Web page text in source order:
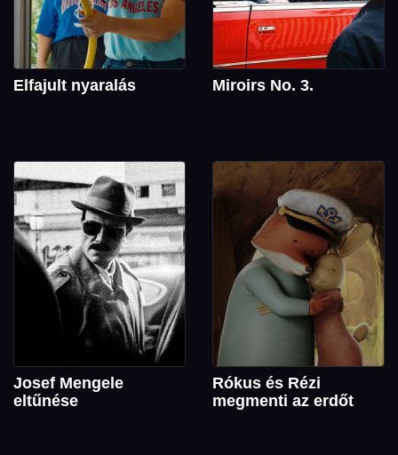
Elfajult nyaralás Miroirs No. 3.
Josef Mengele
eltűnése
Rókus és Rézi
megmenti az erdőt